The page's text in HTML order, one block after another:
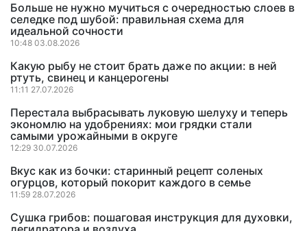
Больше не нужно мучиться с очередностью слоев в
селедке под шубой: правильная схема для
идеальной сочности
10:48 03.08.2026
Какую рыбу не стоит брать даже по акции: в ней
ртуть, свинец и канцерогены
11:11 27.07.2026
Перестала выбрасывать луковую шелуху и теперь
экономлю на удобрениях: мои грядки стали
самыми урожайными в округе
12:29 30.07.2026
Вкус как из бочки: старинный рецепт соленых
огурцов, который покорит каждого в семье
11:59 28.07.2026
Сушка грибов: пошаговая инструкция для духовки,